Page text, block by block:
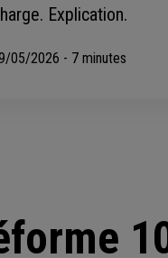
Explication.
05/2026 - 7 minutes